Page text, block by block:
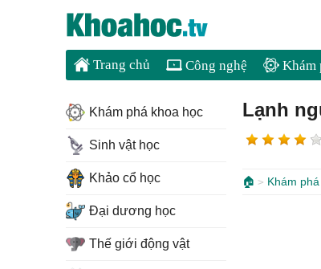
Trang chủ Công nghệ Khám
Lạnh
🏠 Khám phá
Khám phá khoa học
Sinh vật học
Khảo cổ học
Đại dương học
Thế giới động vật